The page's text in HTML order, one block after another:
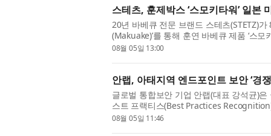
스테츠, 훈제박스 ‘스모키타워’ 일
20년 바베큐 전문 브랜드 스테츠(STETZ)
(Makuake)’를 통해 훈연 바베큐 제품 ‘스
적으로 나선다고 밝혔다. 이번 마쿠아케
08월 05일 13:00
안랩, 아태지역 엔드포인트 보안 ‘경
글로벌 통합보안 기업 안랩(대표 강석균)
스트 프랙티스(Best Practices
쟁전략 리더십(Competitive Strategy
08월 05일 11:46